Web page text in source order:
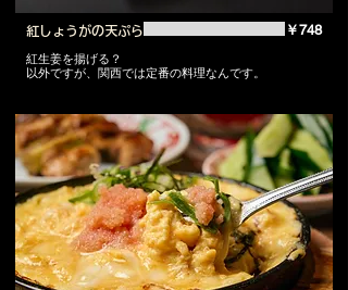
紅しょうがの天ぷら
紅生姜を揚げる？
以外ですが、関西では定番の料理なんです。
￥748